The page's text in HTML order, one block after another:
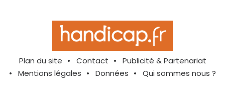
Plan du site Contact
Publicité & Partenariat
Mentions légales
Données Qui sommes nous ?